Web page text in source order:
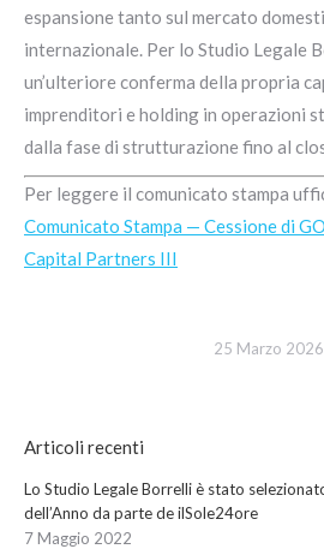
espansione tanto sul mercato
internazionale. Per lo Studio Legale
un’ulteriore conferma della propria
imprenditori e holding in operazioni
dalla fase di strutturazione fino al
Per leggere il comunicato stampa
Comunicato Stampa — Cessione di
Capital Partners III
25 Marzo 2026
Articoli recenti
Lo Studio Legale Borrelli è stato
dell’Anno da parte de ilSole24ore
7 Maggio 2022